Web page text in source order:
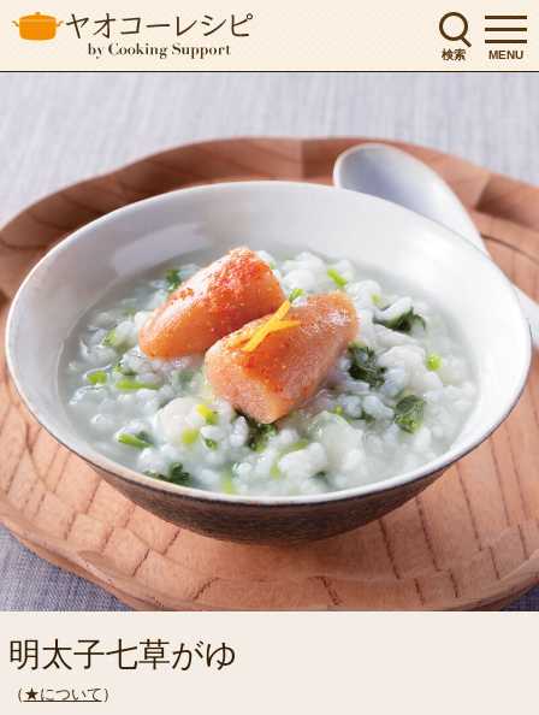
検索 MENU
明太子七草がゆ
（ ★について ）